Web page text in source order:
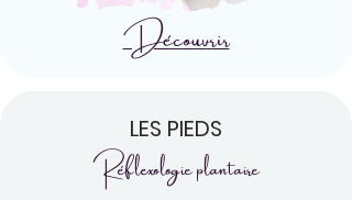
Découvrir
LES PIEDS
Réflexologie plantaire